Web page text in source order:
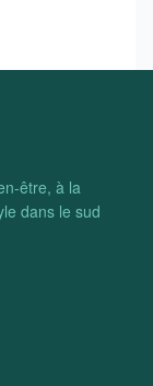
être, à la
dans le sud